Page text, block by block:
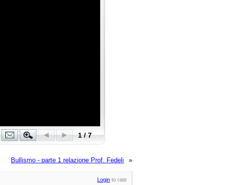
»
Bullismo - parte 1 relazione Prof. Fedeli
Login to rate